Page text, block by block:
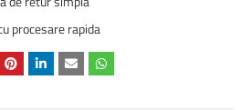
procesare rapida